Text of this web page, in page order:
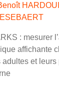
: mesurer
affichante
et leurs